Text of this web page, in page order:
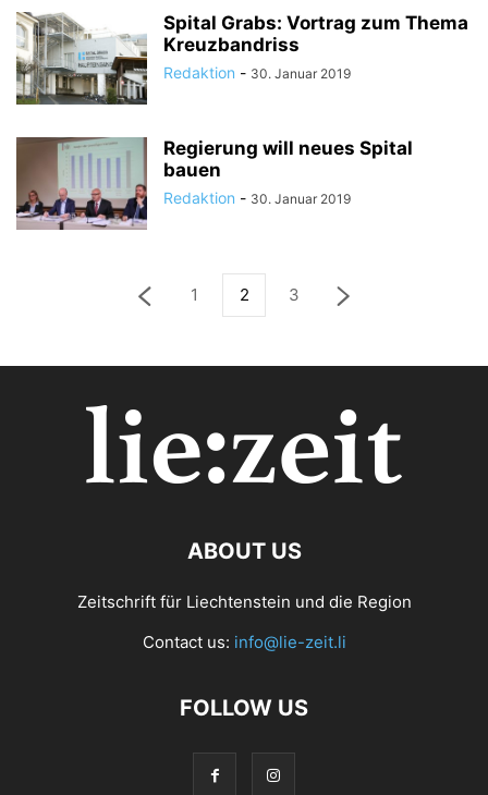
Spital Grabs: Vortrag zum Thema
Kreuzbandriss
Redaktion - 30. Januar 2019
Regierung will neues Spital
bauen
Redaktion - 30. Januar 2019
1 2 3
ABOUT US
Zeitschrift für Liechtenstein und die Region
Contact us: info@lie-zeit.li
FOLLOW US